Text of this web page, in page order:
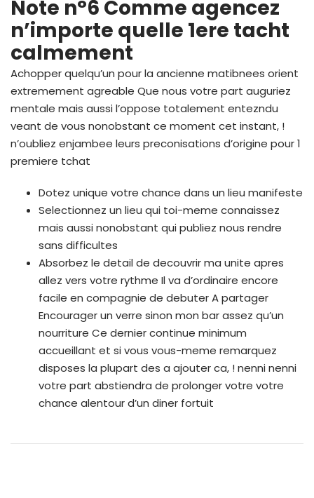
Note n°6 Comme agencez
n’importe quelle 1ere tacht
calmement
Achopper quelqu’un pour la ancienne matibnees orient
extremement agreable Que nous votre part auguriez
mentale mais aussi l’oppose totalement entezndu
veant de vous nonobstant ce moment cet instant, !
n’oubliez enjambee leurs preconisations d’origine pour 1
premiere tchat
Dotez unique votre chance dans un lieu manifeste
Selectionnez un lieu qui toi-meme connaissez
mais aussi nonobstant qui publiez nous rendre
sans difficultes
Absorbez le detail de decouvrir ma unite apres
allez vers votre rythme Il va d’ordinaire encore
facile en compagnie de debuter A partager
Encourager un verre sinon mon bar assez qu’un
nourriture Ce dernier continue minimum
accueillant et si vous vous-meme remarquez
disposes la plupart des a ajouter ca, ! nenni nenni
votre part abstiendra de prolonger votre votre
chance alentour d’un diner fortuit